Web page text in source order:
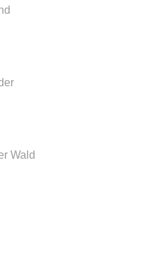
Wald